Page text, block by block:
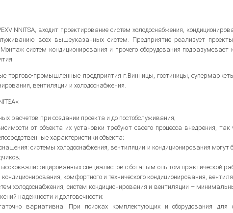
входит проектирование систем холодоснабжения,
всех вышеуказанных систем. Предприятие реализует
систем кондиционирования и прочего оборудования подразумевает
торгово-промышленные предприятия г.Винницы, гостиницы,
вентиляции и холодоснабжения.
расчетов при создании проекта и до постобслуживания;
от объекта их установки требуют своего процесса внедрения, так
характеристики объекта;
системы холодоснабжения, вентиляции и кондиционирования
специалистов с богатым опытом практической
комфортного и технического кондиционирования,
холодоснабжения, систем кондиционирования и вентиляции –
надежности и долговечности;
вариативна. При поисках комплектующих и оборудования для